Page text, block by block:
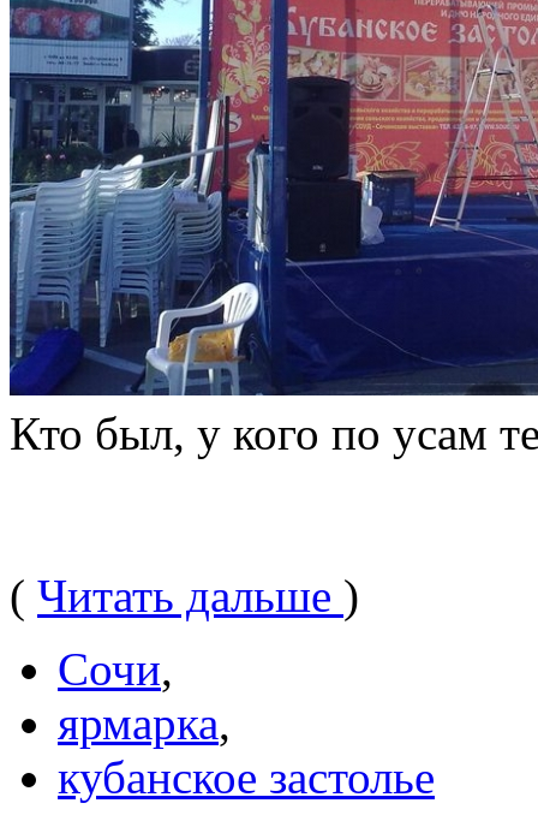
Кто был, у кого по усам
( Читать дальше )
Сочи,
ярмарка,
кубанское застолье